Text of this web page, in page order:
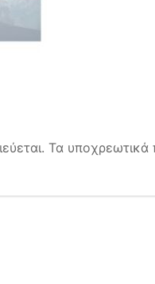
Τα υποχρεωτικά